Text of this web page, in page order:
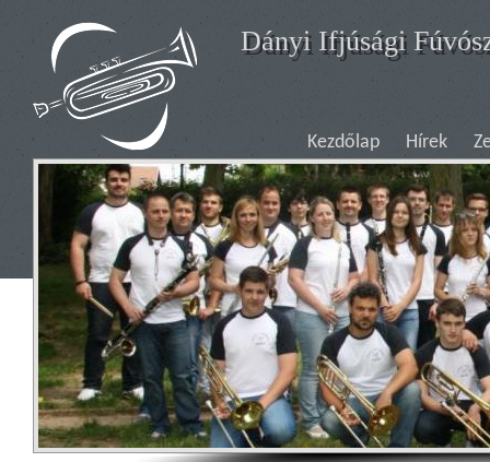
Dányi Ifjúsági
Kezdőlap Hírek